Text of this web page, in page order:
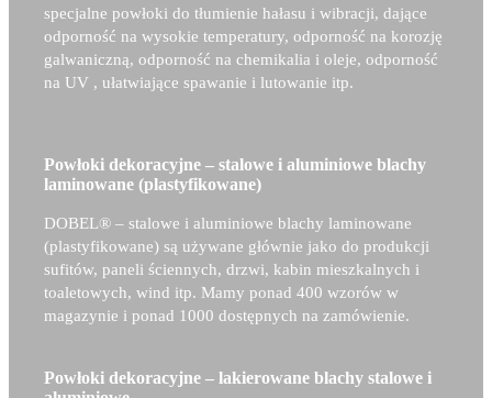
specjalne powłoki do tłumienie hałasu i wibracji, dające
odporność na wysokie temperatury, odporność na korozję
galwaniczną, odporność na chemikalia i oleje, odporność
na UV , ułatwiające spawanie i lutowanie itp.
Powłoki dekoracyjne – stalowe i aluminiowe blachy
laminowane (plastyfikowane)
DOBEL® –stalowe i aluminiowe blachy laminowane
(plastyfikowane) są używane głównie jako do produkcji
sufitów, paneli ściennych, drzwi, kabin mieszkalnych i
toaletowych, wind itp. Mamy ponad 400 wzorów w
magazynie i ponad 1000 dostępnych na zamówienie.
Powłoki dekoracyjne – lakierowane blachy stalowe i